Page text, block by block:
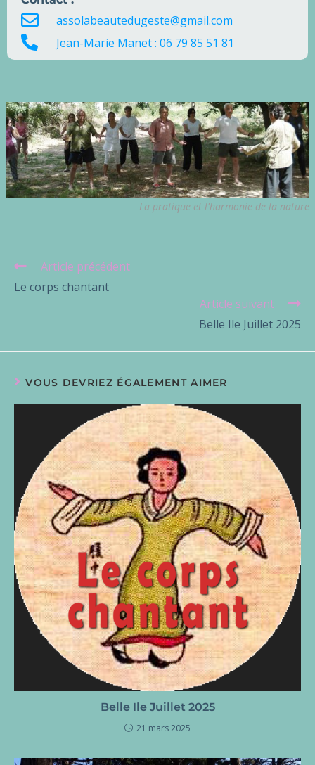
assolabeautedugeste@gmail.com
Jean-Marie Manet : 06 79 85 51 81
La pratique et l'harmonie de la nature
Article précédent
Le corps chantant
Article suivant
Belle Ile Juillet 2025
VOUS DEVRIEZ ÉGALEMENT AIMER
Belle Ile Juillet 2025
21 mars 2025